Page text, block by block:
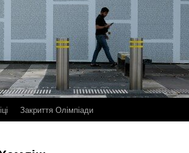
Закриття Олімпіади